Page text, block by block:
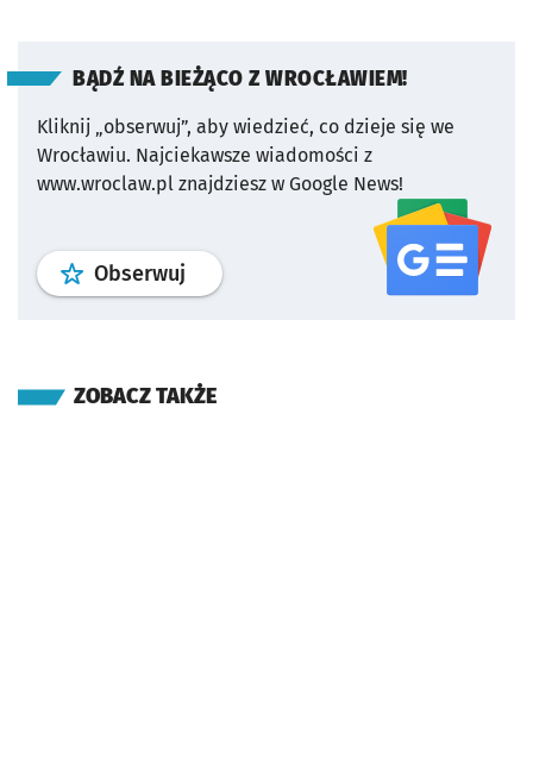
BĄDŹ NA BIEŻĄCO Z WROCŁAWIEM!
Kliknij „obserwuj”, aby wiedzieć, co dzieje się we
Wrocławiu. Najciekawsze wiadomości z
www.wroclaw.pl znajdziesz w Google News!
Obserwuj profil serwisu
ZOBACZ TAKŻE